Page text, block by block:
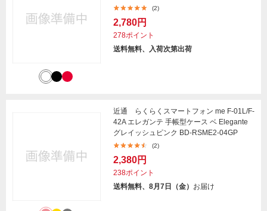
(2)
2,780円
278ポイント
送料無料、入荷次第出荷
近通 らくらくスマートフォン me F-01L/F-
42A エレガンテ 手帳型ケース ベ Elegante
グレイッシュピンク BD-RSME2-04GP
(2)
2,380円
238ポイント
送料無料、8月7日（金） お届け